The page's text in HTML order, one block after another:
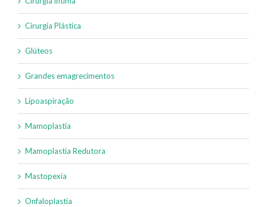
Cirurgia Plástica
Glúteos
Grandes emagrecimentos
Lipoaspiração
Mamoplastia
Mamoplastia Redutora
Mastopexia
Onfaloplastia